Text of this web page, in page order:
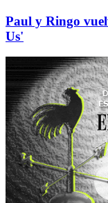
Paul y Ringo
Us'